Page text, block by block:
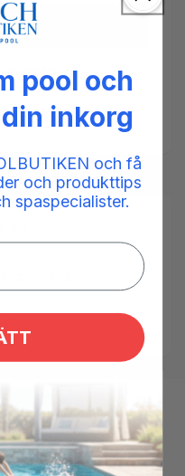
pool och
inkorg
och få
och produkttips
spaspecialister.